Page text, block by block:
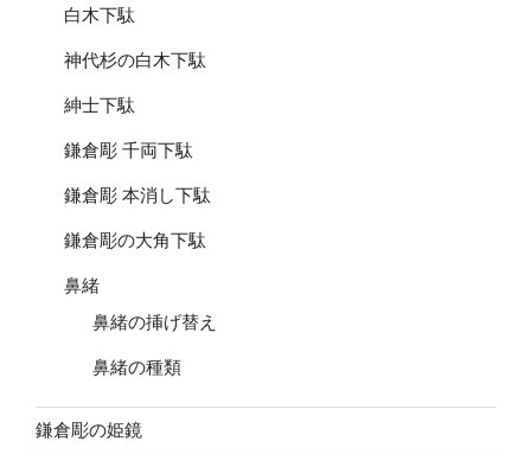
白木下駄
神代杉の白木下駄
紳士下駄
鎌倉彫 千両下駄
鎌倉彫 本消し下駄
鎌倉彫の大角下駄
鼻緒
鼻緒の挿げ替え
鼻緒の種類
鎌倉彫の姫鏡